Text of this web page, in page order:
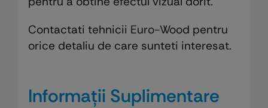
Contactati tehnicii Euro-Wood pentru
orice detaliu de care sunteti interesat.
Informații Suplimentare